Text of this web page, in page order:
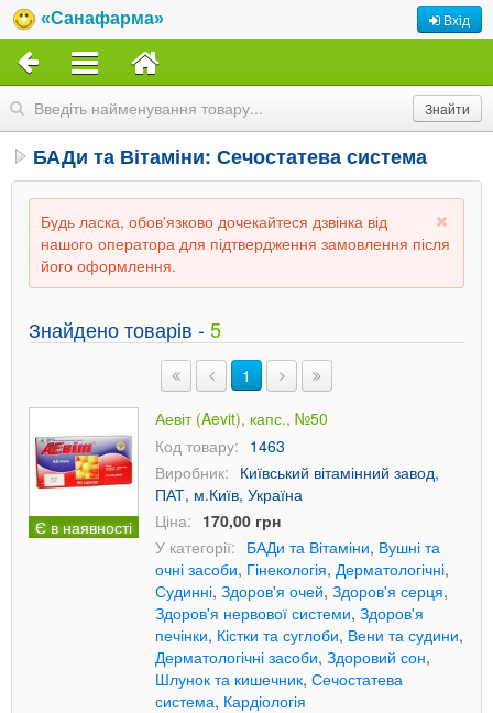
«Санафарма» Вхід
БАДи та Вітаміни: Сечостатева система
Будь ласка, обов'язково дочекайтеся дзвінка від
нашого оператора для підтвердження замовлення після
його оформлення.
Знайдено товарів -5
1
Є в наявності
Аевіт (Aevit), капс., №50
Код товару: 1463
Виробник: Київський вітамінний завод,
ПАТ, м.Київ, Україна
Ціна: 170,00 грн
У категорії: БАДи та Вітаміни, Вушні та
очні засоби, Гінекологія, Дерматологічні,
Судинні, Здоров'я очей, Здоров'я серця,
Здоров'я нервової системи, Здоров'я
печінки, Кістки та суглоби, Вени та судини,
Дерматологічні засоби, Здоровий сон,
Шлунок та кишечник, Сечостатева
система, Кардіологія